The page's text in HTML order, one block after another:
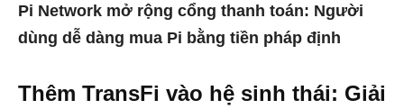
Pi Network mở rộng cổng thanh toán: Người
dùng dễ dàng mua Pi bằng tiền pháp định
Thêm TransFi vào hệ sinh thái: Giải